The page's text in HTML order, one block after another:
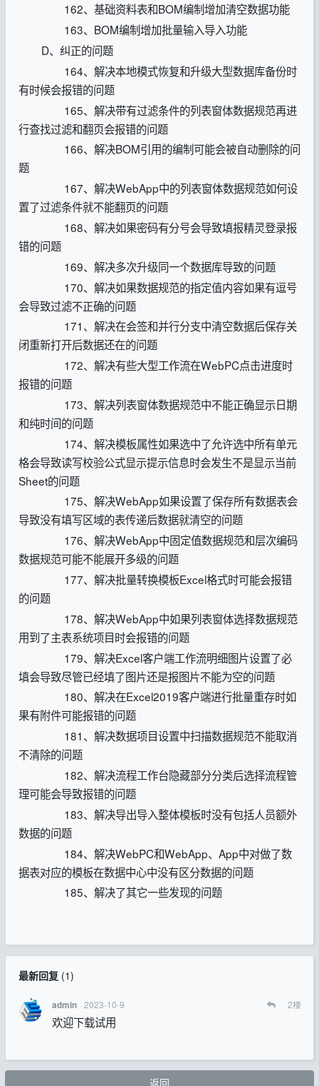
162、基础资料表和BOM编制增加清空数据功能
163、BOM编制增加批量输入导入功能
D、纠正的问题
164、解决本地模式恢复和升级大型数据库备份时
有时候会报错的问题
165、解决带有过滤条件的列表窗体数据规范再进
行查找过滤和翻页会报错的问题
166、解决BOM引用的编制可能会被自动删除的问
题
167、解决WebApp中的列表窗体数据规范如何设
置了过滤条件就不能翻页的问题
168、解决如果密码有分号会导致填报精灵登录报
错的问题
169、解决多次升级同一个数据库导致的问题
170、解决如果数据规范的指定值内容如果有逗号
会导致过滤不正确的问题
171、解决在会签和并行分支中清空数据后保存关
闭重新打开后数据还在的问题
172、解决有些大型工作流在WebPC点击进度时
报错的问题
173、解决列表窗体数据规范中不能正确显示日期
和纯时间的问题
174、解决模板属性如果选中了允许选中所有单元
格会导致读写校验公式显示提示信息时会发生不是显示当前
Sheet的问题
175、解决WebApp如果设置了保存所有数据表会
导致没有填写区域的表传递后数据就清空的问题
176、解决WebApp中固定值数据规范和层次编码
数据规范可能不能展开多级的问题
177、解决批量转换模板Excel格式时可能会报错
的问题
178、解决WebApp中如果列表窗体选择数据规范
用到了主表系统项目时会报错的问题
179、解决Excel客户端工作流明细图片设置了必
填会导致尽管已经填了图片还是报图片不能为空的问题
180、解决在Excel2019客户端进行批量重存时如
果有附件可能报错的问题
181、解决数据项目设置中扫描数据规范不能取消
不清除的问题
182、解决流程工作台隐藏部分分类后选择流程管
理可能会导致报错的问题
183、解决导出导入整体模板时没有包括人员额外
数据的问题
184、解决WebPC和WebApp、App中对做了数
据表对应的模板在数据中心中没有区分数据的问题
185、解决了其它一些发现的问题
最新回复(1)
admin 2023-10-9 2楼
欢迎下载试用
返回